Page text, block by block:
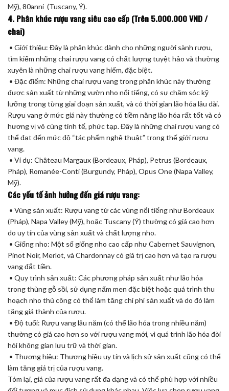
Mỹ), 80anni (Tuscany, Ý).
4. Phân khúc rượu vang siêu cao cấp (Trên 5.000.000 VND /
chai)
• Giới thiệu: Đây là phân khúc dành cho những người sành rượu,
tìm kiếm những chai rượu vang có chất lượng tuyệt hảo và thường
xuyên là những chai rượu vang hiếm, đặc biệt.
• Đặc điểm: Những chai rượu vang trong phân khúc này thường
được sản xuất từ những vườn nho nổi tiếng, có sự chăm sóc kỹ
lưỡng trong từng giai đoạn sản xuất, và có thời gian lão hóa lâu dài.
Rượu vang ở mức giá này thường có tiềm năng lão hóa rất tốt và có
hương vị vô cùng tinh tế, phức tạp. Đây là những chai rượu vang có
thể đạt đến mức độ “tác phẩm nghệ thuật” trong thế giới rượu
vang.
• Ví dụ: Château Margaux (Bordeaux, Pháp), Petrus (Bordeaux,
Pháp), Romanée-Conti (Burgundy, Pháp), Opus One (Napa Valley,
Mỹ).
Các yếu tố ảnh hưởng đến giá rượu vang:
• Vùng sản xuất: Rượu vang từ các vùng nổi tiếng như Bordeaux
(Pháp), Napa Valley (Mỹ), hoặc Tuscany (Ý) thường có giá cao hơn
do uy tín của vùng sản xuất và chất lượng nho.
• Giống nho: Một số giống nho cao cấp như Cabernet Sauvignon,
Pinot Noir, Merlot, và Chardonnay có giá trị cao hơn và tạo ra rượu
vang đắt tiền.
• Quy trình sản xuất: Các phương pháp sản xuất như lão hóa
trong thùng gỗ sồi, sử dụng nấm men đặc biệt hoặc quá trình thu
hoạch nho thủ công có thể làm tăng chi phí sản xuất và do đó làm
tăng giá thành của rượu.
• Độ tuổi: Rượu vang lâu năm (có thể lão hóa trong nhiều năm)
thường có giá cao hơn so với rượu vang mới, vì quá trình lão hóa đòi
hỏi không gian lưu trữ và thời gian.
• Thương hiệu: Thương hiệu uy tín và lịch sử sản xuất cũng có thể
làm tăng giá trị của rượu vang.
Tóm lại, giá của rượu vang rất đa dạng và có thể phù hợp với nhiều